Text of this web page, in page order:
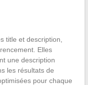
title et description,
Elles
une description
les résultats de
pour chaque